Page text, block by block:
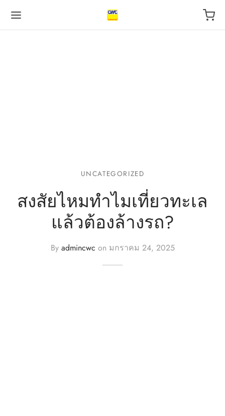
UNCATEGORIZED
สงสัยไหมทำไมเที่ยวทะเล
แล้วต้องล้างรถ?
By admincwc on มกราคม 24, 2025